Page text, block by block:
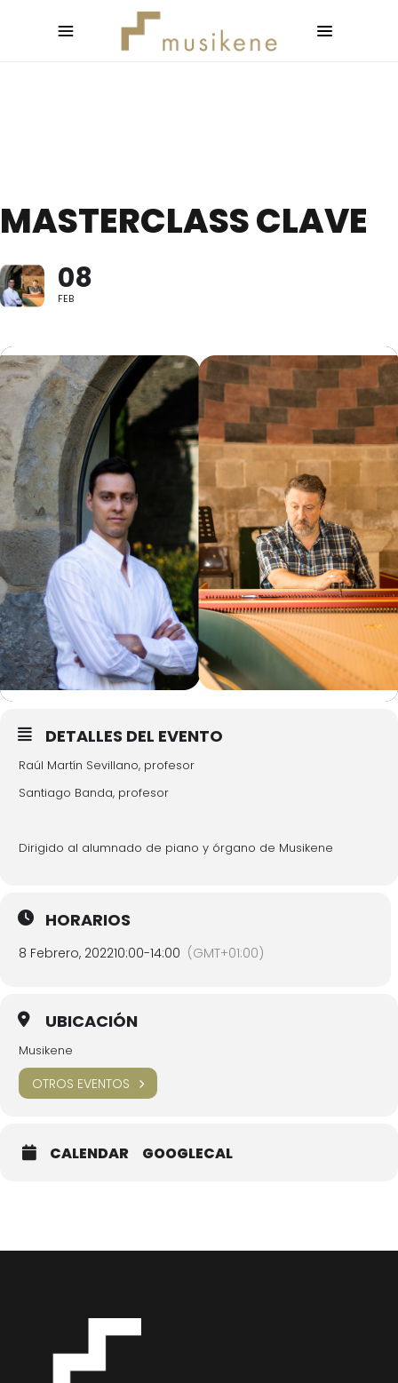
MASTERCLASS CLAVE
08
FEB
DETALLES DEL EVENTO
Raúl Martín Sevillano, profesor
Santiago Banda, profesor
Dirigido al alumnado de piano y órgano de Musikene
HORARIOS
8 Febrero, 202210:00-14:00 (GMT+01:00)
UBICACIÓN
Musikene
OTROS EVENTOS
CALENDAR GOOGLECAL